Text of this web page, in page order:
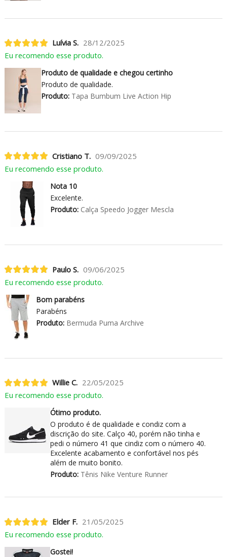
Luívia S. 28/12/2025
Eu recomendo esse produto.
Produto de qualidade e chegou certinho
Produto de qualidade.
Produto:Tapa Bumbum Live Action Hip
Cristiano T. 09/09/2025
Eu recomendo esse produto.
Nota 10
Excelente.
Produto:Calça Speedo Jogger Mescla
Paulo S. 09/06/2025
Eu recomendo esse produto.
Bom parabéns
Parabéns
Produto:Bermuda Puma Archive
Willie C. 22/05/2025
Eu recomendo esse produto.
Ótimo produto.
O produto é de qualidade e condiz com a
discrição do site. Calço 40, porém não tinha e
pedi o número 41 que cindiz com o número 40.
Excelente acabamento e confortável nos pés
além de muito bonito.
Produto:Tênis Nike Venture Runner
Elder F. 21/05/2025
Eu recomendo esse produto.
Gostei!